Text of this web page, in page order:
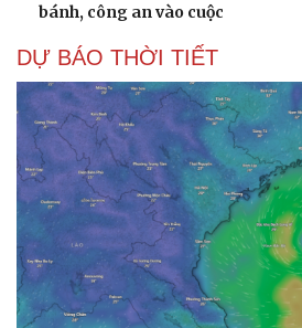
bánh, công an vào cuộc
DỰ BÁO THỜI TIẾT